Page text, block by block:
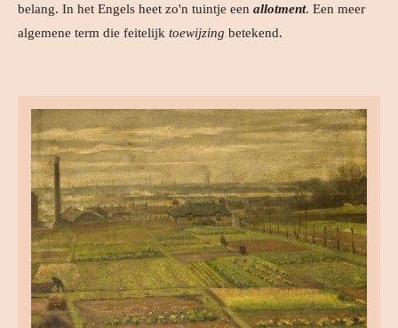
belang. In het Engels heet zo'n tuintje een allotment. Een meer
algemene term die feitelijk toewijzing betekend.